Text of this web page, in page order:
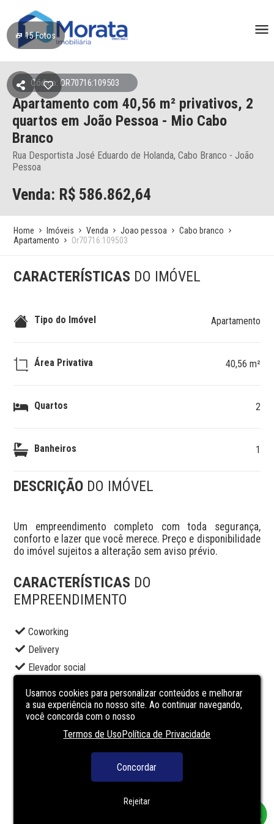
15Fotos
Código: OR70716:109503
Apartamento com 40,56 m² privativos, 2
quartos em João Pessoa - Mio Cabo
Branco
Rua Desportista José Eduardo de Holanda, Cabo Branco - João
Pessoa
Venda: R$ 586.862,64
Home Imóveis Venda Joao pessoa
Cabo branco
Apartamento
Or70716:109503
CARACTERÍSTICAS DO IMÓVEL
Tipo do Imóvel Apartamento
Área Privativa 40,56 m²
Quartos 2
Banheiros 1
DESCRIÇÃO DO IMÓVEL
Um empreendimento completo com toda segurança,
conforto e lazer que você merece. Preço e disponibilidade
do imóvel sujeitos a alteração sem aviso prévio.
CARACTERÍSTICAS DO
EMPREENDIMENTO
Coworking
Delivery
Elevador social
Lavanderia
Lounge
Usamos cookies para personalizar conteúdos e melhorar
a sua experiência no nosso site. Ao continuar navegando,
você concorda com o nosso
Termos de UsoPolítica de Privacidade
Concordar
Rejeitar